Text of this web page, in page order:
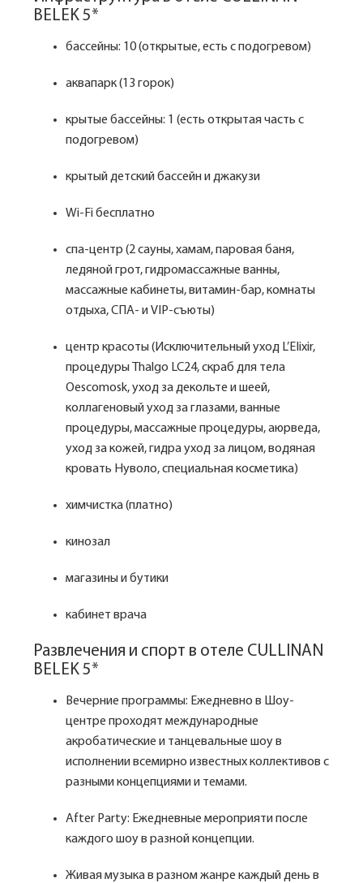
BELEK 5*
бассейны: 10 (открытые, есть с подогревом)
аквапарк (13 горок)
крытые бассейны: 1 (есть открытая часть с
подогревом)
крытый детский бассейн и джакузи
Wi-Fi бесплатно
спа-центр (2 сауны, хамам, паровая баня,
ледяной грот, гидромассажные ванны,
массажные кабинеты, витамин-бар, комнаты
отдыха, СПА- и VIP-съюты)
центр красоты (Исключительный уход L’EIixir,
процедуры Thalgo LC24, скраб для тела
Oescomosk, уход за декольте и шеей,
коллагеновый уход за глазами, ванные
процедуры, массажные процедуры, аюрведа,
уход за кожей, гидра уход за лицом, водяная
кровать Нуволо, специальная косметика)
химчистка (платно)
кинозал
магазины и бутики
кабинет врача
Развлечения и спорт в отеле CULLINAN
BELEK 5*
Вечерние программы: Ежедневно в Шоу-
центре проходят международные
акробатические и танцевальные шоу в
исполнении всемирно известных коллективов с
разными концепциями и темами.
After Party: Ежедневные мероприяти после
каждого шоу в разной концепции.
Живая музыка в разном жанре каждый день в